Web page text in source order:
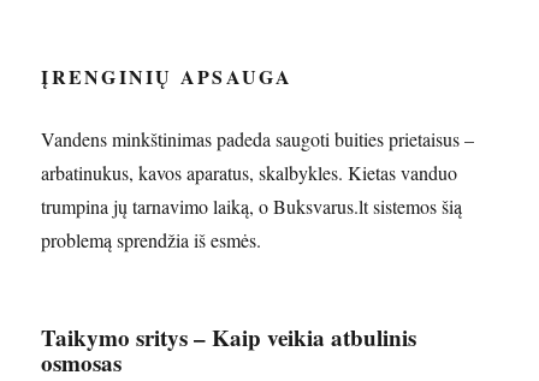
ĮRENGINIŲ APSAUGA
Vandens minkštinimas padeda saugoti buities prietaisus –
arbatinukus, kavos aparatus, skalbykles. Kietas vanduo
trumpina jų tarnavimo laiką, o Buksvarus.lt sistemos šią
problemą sprendžia iš esmės.
Taikymo sritys – Kaip veikia atbulinis
osmosas